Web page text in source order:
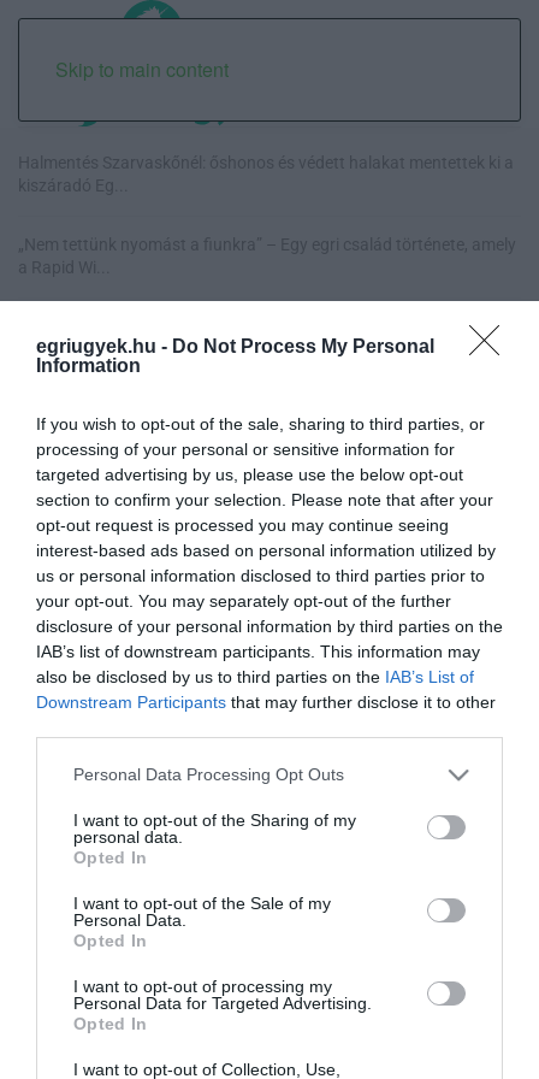
egriugyek.hu - Do Not Process My Personal
Information
If you wish to opt-out of the sale, sharing to third parties, or
processing of your personal or sensitive information for
targeted advertising by us, please use the below opt-out
section to confirm your selection. Please note that after your
opt-out request is processed you may continue seeing
interest-based ads based on personal information utilized by
us or personal information disclosed to third parties prior to
your opt-out. You may separately opt-out of the further
disclosure of your personal information by third parties on the
IAB’s list of downstream participants. This information may
also be disclosed by us to third parties on the IAB’s List of
Downstream Participants that may further disclose it to other
Please note that this website/app uses one or more Google
not limited to your visit or usage behaviour. You may click to
grant or deny consent to Google and its third-party tags to
use your data for below specified purposes in below Google
consent section.
Personal Data Processing Opt Outs
I want to opt-out of the Sharing of my
personal data.
Opted In
I want to opt-out of the Sale of my
Personal Data.
Opted In
I want to opt-out of processing my
Personal Data for Targeted Advertising.
Opted In
I want to opt-out of Collection, Use,
Skip to main content
Halmentés Szarvaskőnél: őshonos és védett halakat mentettek ki a
kiszáradó Eg...
„Nem tettünk nyomást a fiunkra” – Egy egri család története, amely
a Rapid Wi...
Új hűtőrendszer a Markhot Ferenc Kórházban: több mint 70 millió
forintos fejl...
sikerült megf...
kommentelők
AGYONLÖVÉSSEL IS FENYEGETTÉK A FIDESZES KOMMENTELŐK
LENGYEL TAMÁS SZÍNÉSZT ÚJÉVI KÖSZÖNTŐJE MIATT
2021. január 09|Mindenki ügye
A Dumanszínház YouTube-csatornájára 2021 első
napjaiban felkerült egy újévi köszöntő, melyet Lengyel Tamás
színész adott elő, elég csípős stílusban - reflektálva a
ELSZABADULTAK AZ INDULATOK A METOROLÓGIAI SZOLGÁLAT
2021. május 02
Mindenki ügye
Az elmúlt éjszaka a várakozásokkal ellentétben sokkal
gyengébben muzsikált a légkör – közölte az Országos
Meteorológiai Szolgálat a Facebook-oldalán, miután az
előrejelzés és riasztás ellenére...